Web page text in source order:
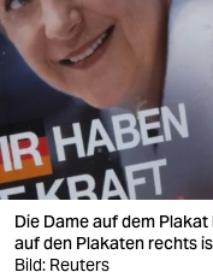
berlin
nord
wahrheit
verlag
verlag
Die Dame auf dem
auf den Plakaten rechts
Bild: Reuters